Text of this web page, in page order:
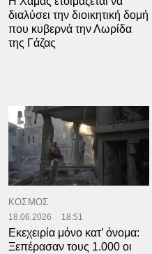
διαλύσει την διοικητική δομή
που κυβερνά την Λωρίδα
της Γάζας
ΚΟΣΜΟΣ
18.06.2026 18:51
Εκεχειρία μόνο κατ’ όνομα:
Ξεπέρασαν τους 1.000 οι